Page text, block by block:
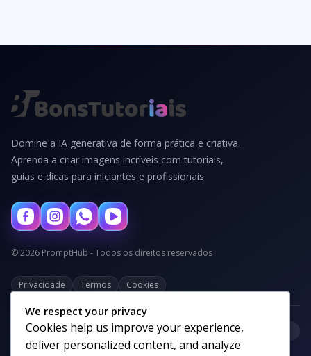
Domine a IA generativa de forma prática e criativa.
Aprenda a criar imagens incríveis com tutoriais,
guias e dicas para iniciantes e profissionais.
© 2026 PromptHub - Todos os direitos reservados
Privacidade Termos Cookies
Categorias
We respect your privacy
Cookies help us improve your experience,
deliver personalized content, and analyze